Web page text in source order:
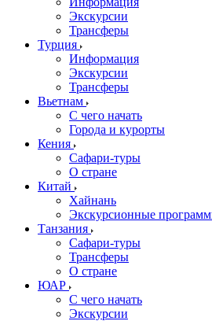
Экскурсии
Трансферы
Турция
Информация
Экскурсии
Трансферы
Вьетнам
С чего начать
Города и курорты
Кения
Сафари-туры
О стране
Китай
Хайнань
Экскурсионные
Танзания
Сафари-туры
Трансферы
О стране
ЮАР
С чего начать
Экскурсии